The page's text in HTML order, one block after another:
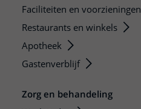
Faciliteiten en voorzieningen
Restaurants en winkels
Apotheek
Gastenverblijf
Zorg en behandeling